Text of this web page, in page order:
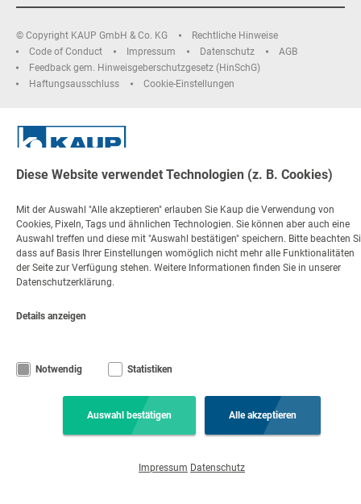
© Copyright KAUP GmbH & Co. KG
Rechtliche Hinweise
Code of Conduct
Impressum Datenschutz
AGB
Feedback gem. Hinweisgeberschutzgesetz (HinSchG)
Haftungsausschluss
Cookie-Einstellungen
Diese Website verwendet Technologien (z. B. Cookies)
Mit der Auswahl "Alle akzeptieren" erlauben Sie Kaup die Verwendung von
Cookies, Pixeln, Tags und ähnlichen Technologien. Sie können aber auch eine
Auswahl treffen und diese mit "Auswahl bestätigen" speichern. Bitte beachten
dass auf Basis Ihrer Einstellungen womöglich nicht mehr alle Funktionalitäten
der Seite zur Verfügung stehen. Weitere Informationen finden Sie in unserer
Datenschutzerklärung.
Details anzeigen
Notwendig Statistiken
Impressum Datenschutz
Auswahl bestätigen Alle akzeptieren